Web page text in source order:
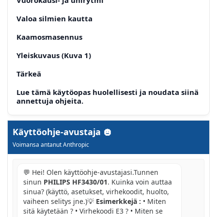
Valoa silmien kautta
Kaamosmasennus
Yleiskuvaus (Kuva 1)
Tärkeä
Lue tämä käytöopas huolellisesti ja noudata siinä
annettuja ohjeita.
Vasta-aiheet
Jos jokin edellà luetelluista tilanteista koskee
sinua, ota yhteys läakärin ennen laitteen käytöä.
Tärkeitä turvallisuustietoja
Vaara
Käyttöohje-avustaja
Voimansa antanut Anthropic
💬 Hei! Olen käyttöohje-avustajasi.Tunnen
sinun PHILIPS HF3430/01. Kuinka voin auttaa
sinua? (käyttö, asetukset, virhekoodit, huolto,
vaiheen selitys jne.)💡 Esimerkkejä : • Miten
sitä käytetään ? • Virhekoodi E3 ? • Miten se